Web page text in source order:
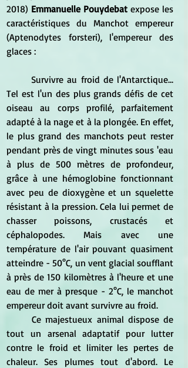
2018) Emmanuelle Pouydebat expose les
caractéristiques du Manchot empereur
(Aptenodytes forsteri), l'empereur des
glaces :
Tel est l'un des plus grands défis de cet
oiseau au corps profilé, parfaitement
adapté à la nage et à la plongée. En effet,
le plus grand des manchots peut rester
pendant près de vingt minutes sous 'eau
à plus de 500 mètres de profondeur,
grâce à une hémoglobine fonctionnant
avec peu de dioxygène et un squelette
résistant à la pression. Cela lui permet de
chasser poissons, crustacés et
céphalopodes. Mais avec une
température de l'air pouvant quasiment
atteindre - 50°C, un vent glacial soufflant
à près de 150 kilomètres à l'heure et une
eau de mer à presque - 2°C, le manchot
empereur doit avant survivre au froid.
	Ce majestueux animal dispose de
tout un arsenal adaptatif pour lutter
contre le froid et limiter les pertes de
chaleur. Ses plumes tout d'abord. Le